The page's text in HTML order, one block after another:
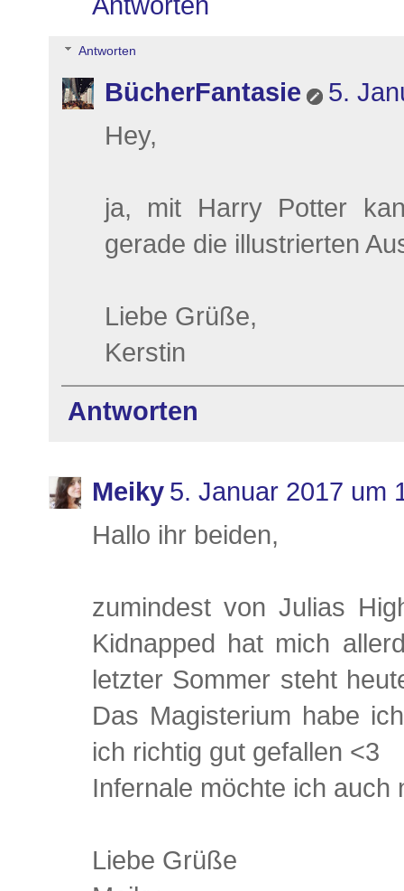
Antworten
BücherFantasie
5.
Hey,
ja, mit Harry Potter
gerade die illustrierten
Liebe Grüße,
Kerstin
Antworten
Meiky 5. Januar 2017 um
Hallo ihr beiden,
zumindest von Julias
Kidnapped hat mich
letzter Sommer steht
Das Magisterium habe
ich richtig gut gefallen <3
Infernale möchte ich auch
Liebe Grüße